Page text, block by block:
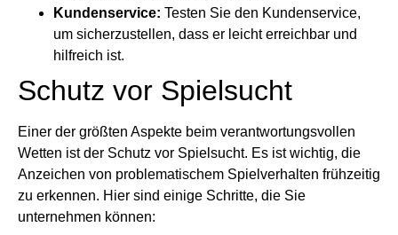
Kundenservice: Testen Sie den Kundenservice,
um sicherzustellen, dass er leicht erreichbar und
hilfreich ist.
Schutz vor Spielsucht
Einer der größten Aspekte beim verantwortungsvollen
Wetten ist der Schutz vor Spielsucht. Es ist wichtig, die
Anzeichen von problematischem Spielverhalten frühzeitig
zu erkennen. Hier sind einige Schritte, die Sie
unternehmen können: